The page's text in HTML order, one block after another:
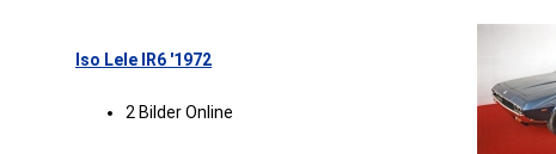
Iso Lele IR6 '1972
2 Bilder Online